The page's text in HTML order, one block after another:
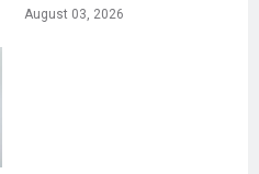
August 03, 2026